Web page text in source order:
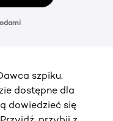
szpiku.
dostępne dla
dowiedzieć się